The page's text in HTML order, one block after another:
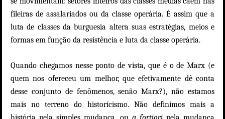
fileiras de assalariados ou da classe operária. É assim que a
luta de classes da burguesia altera suas estratégias, meios e
formas em função da resistência e luta da classe operária.
Quando chegamos nesse ponto de vista, que é o de Marx (e
quem nos ofereceu um melhor, que efetivamente dê conta
desse conjunto de fenômenos, senão Marx?), não estamos
mais no terreno do historicismo. Não definimos mais a